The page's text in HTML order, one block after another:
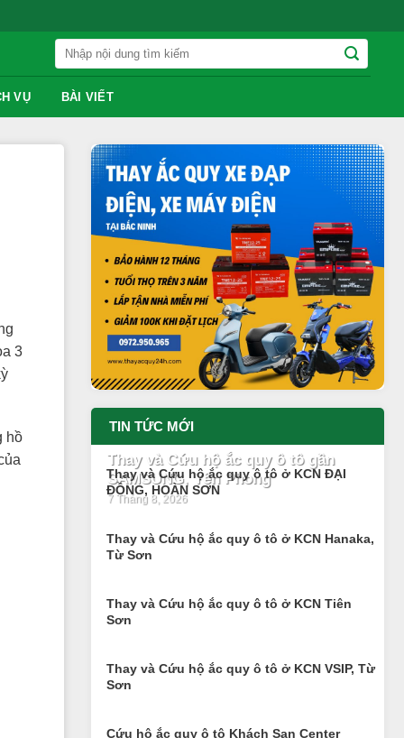
Tìm
kiếm:
VỤ BÀI VIẾT
3
hồ
TIN TỨC MỚI
Thay và Cứu hộ ắc quy ô tô gần
SAMSUNG, Yên Phong
7 Tháng 8, 2026
Thay và Cứu hộ ắc quy ô tô ở KCN ĐẠI
ĐỒNG, HOÀN SƠN
Thay và Cứu hộ ắc quy ô tô ở KCN Hanaka,
Từ Sơn
Thay và Cứu hộ ắc quy ô tô ở KCN Tiên
Sơn
Thay và Cứu hộ ắc quy ô tô ở KCN VSIP, Từ
Sơn
Cứu hộ ắc quy ô tô Khách Sạn Center